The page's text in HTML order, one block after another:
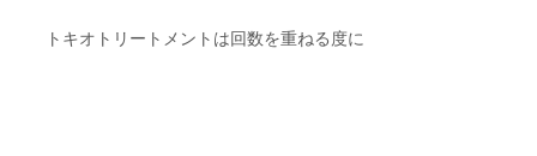
トキオトリートメントは回数を重ねる度に